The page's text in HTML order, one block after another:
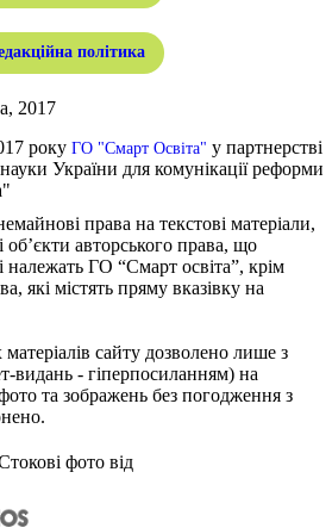
політика
2017
року ГО "Смарт Освіта" у партнерстві
України для комунікації реформи
права на текстові матеріали,
авторського права, що
належать ГО “Смарт освіта”, крім
які містять пряму вказівку на
сайту дозволено лише з
видань - гіперпосиланням) на
та зображень без погодження з
фото від